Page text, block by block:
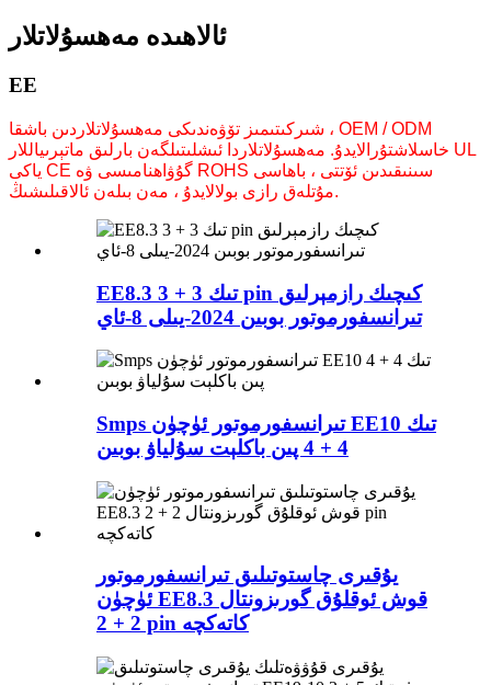
ئالاھىدە مەھسۇلاتلار
EE
شىركىتىمىز تۆۋەندىكى مەھسۇلاتلاردىن باشقا ، OEM / ODM
خاسلاشتۇرالايدۇ. مەھسۇلاتلاردا ئىشلىتىلگەن بارلىق ماتېرىياللار UL
ياكى CE گۇۋاھنامىسى ۋە ROHS سىنىقىدىن ئۆتتى ، باھاسى
مۇتلەق رازى بولالايدۇ ، مەن بىلەن ئالاقىلىشىڭ.
EE8.3 تىك 3 + 3 pin كىچىك رازمېرلىق
تىرانسفورموتور بوبىن 2024-يىلى 8-ئاي
Smps تىرانسفورموتور ئۈچۈن EE10 تىك
4 + 4 پىن باكلېت سۇلياۋ بوبىن
يۇقىرى چاستوتىلىق تىرانسفورموتور
ئۈچۈن EE8.3 قوش ئوقلۇق گورىزونتال
2 + 2 pin كاتەكچە